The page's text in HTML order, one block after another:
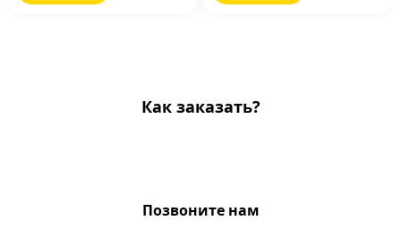
Как заказать?
Позвоните нам